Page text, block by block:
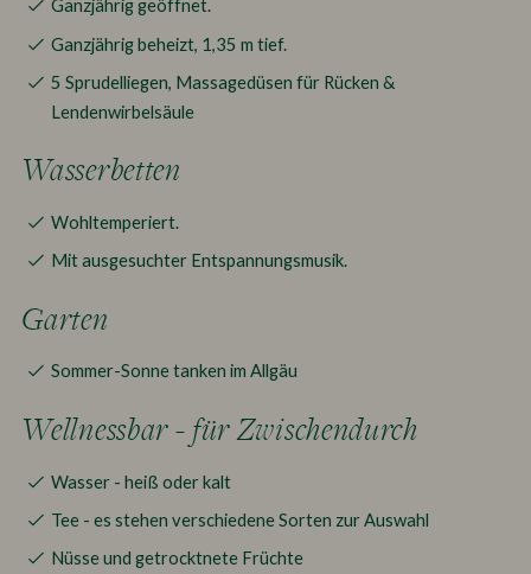
Ganzjährig geöffnet.
Ganzjährig beheizt, 1,35 m tief.
5 Sprudelliegen, Massagedüsen für Rücken &
Lendenwirbelsäule
Wasserbetten
Wohltemperiert.
Mit ausgesuchter Entspannungsmusik.
Garten
Sommer-Sonne tanken im Allgäu
Wellnessbar - für Zwischendurch
Wasser - heiß oder kalt
Tee - es stehen verschiedene Sorten zur Auswahl
Nüsse und getrocktnete Früchte